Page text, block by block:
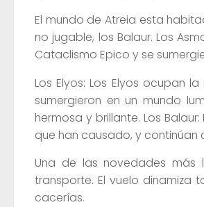
El mundo de Atreia esta
no jugable, los Balaur. Los
Cataclismo Epico y se
Los Elyos: Los Elyos ocupan
sumergieron en un mundo
hermosa y brillante. Los
que han causado, y continúan
Una de las novedades más
transporte. El vuelo dinamiza
cacerías.